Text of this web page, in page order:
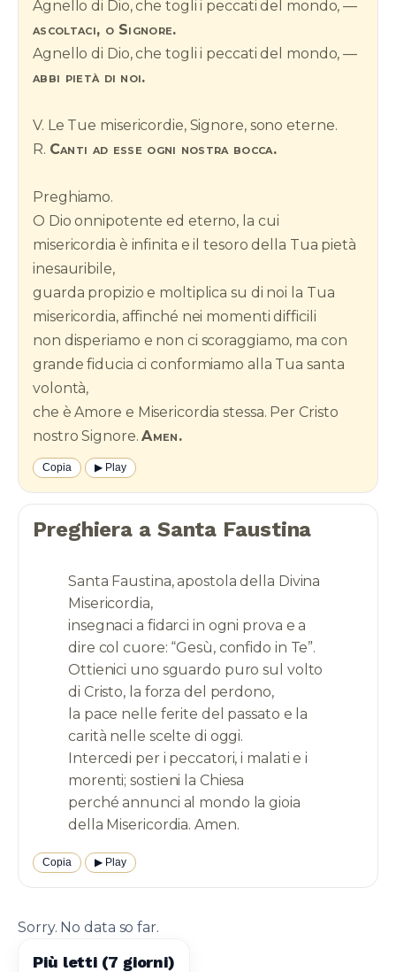
Agnello di Dio, che togli i peccati del mondo, —
ascoltaci, o Signore.
Agnello di Dio, che togli i peccati del mondo, —
abbi pietà di noi.
V. Le Tue misericordie, Signore, sono eterne.
R. Canti ad esse ogni nostra bocca.
Preghiamo.
O Dio onnipotente ed eterno, la cui
misericordia è infinita e il tesoro della Tua pietà
inesauribile,
guarda propizio e moltiplica su di noi la Tua
misericordia, affinché nei momenti difficili
non disperiamo e non ci scoraggiamo, ma con
grande fiducia ci conformiamo alla Tua santa
volontà,
che è Amore e Misericordia stessa. Per Cristo
nostro Signore.Amen.
Copia ▶︎ Play
Preghiera a Santa Faustina
Santa Faustina, apostola della Divina
Misericordia,
insegnaci a fidarci in ogni prova e a
dire col cuore: “Gesù, confido in Te”.
Ottienici uno sguardo puro sul volto
di Cristo, la forza del perdono,
la pace nelle ferite del passato e la
carità nelle scelte di oggi.
Intercedi per i peccatori, i malati e i
morenti; sostieni la Chiesa
perché annunci al mondo la gioia
Copia ▶︎ Play
Sorry. No data so far.
Più letti (7 giorni)